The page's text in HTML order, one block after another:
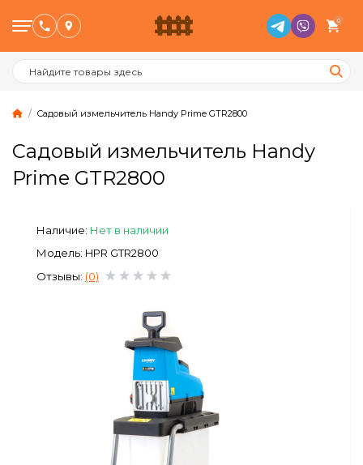
0
Пчеловодство
Отопительное оборудование
Сейфы
Энергопитание
Садовый измельчитель Handy Prime GTR2800
Садовый измельчитель Handy
Prime GTR2800
Наличие: Нет в наличии
Модель: HPR GTR2800
Отзывы: (0)